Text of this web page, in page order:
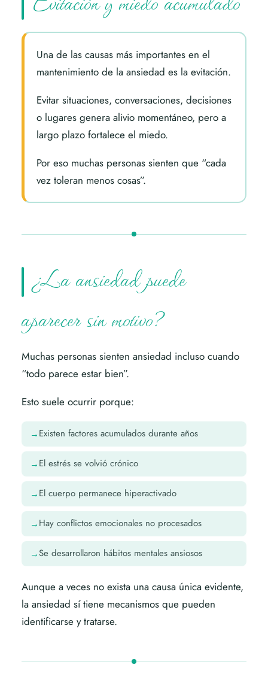
Una de las causas más importantes en el
mantenimiento de la ansiedad es la evitación.
Evitar situaciones, conversaciones, decisiones
o lugares genera alivio momentáneo, pero a
largo plazo fortalece el miedo.
Por eso muchas personas sienten que “cada
vez toleran menos cosas”.
¿La ansiedad puede
aparecer sin motivo?
Muchas personas sienten ansiedad incluso cuando
“todo parece estar bien”.
Esto suele ocurrir porque:
Existen factores acumulados durante años
El estrés se volvió crónico
El cuerpo permanece hiperactivado
Hay conflictos emocionales no procesados
Se desarrollaron hábitos mentales ansiosos
Aunque a veces no exista una causa única evidente,
la ansiedad sí tiene mecanismos que pueden
identificarse y tratarse.